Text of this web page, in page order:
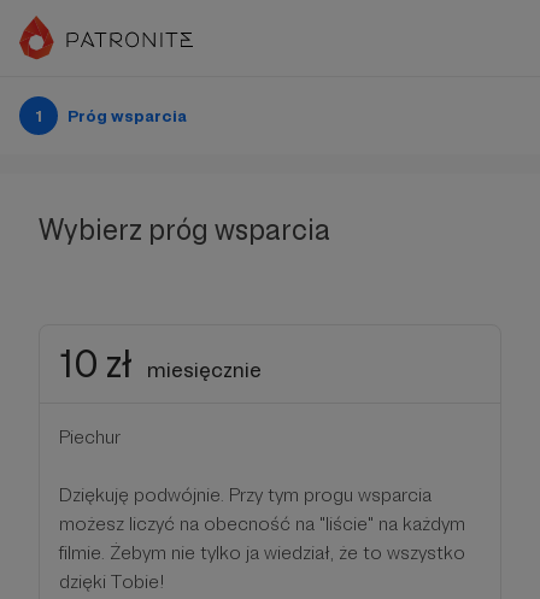
1 Próg wsparcia
Wybierz próg wsparcia
10 zł miesięcznie
Piechur
Dziękuję podwójnie. Przy tym progu wsparcia
możesz liczyć na obecność na "liście" na każdym
filmie. Żebym nie tylko ja wiedział, że to wszystko
dzięki Tobie!